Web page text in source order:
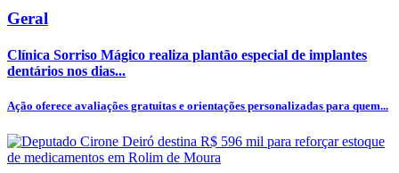
Geral
Clínica Sorriso Mágico realiza plantão especial de implantes
dentários nos dias...
Ação oferece avaliações gratuitas e orientações personalizadas para quem...